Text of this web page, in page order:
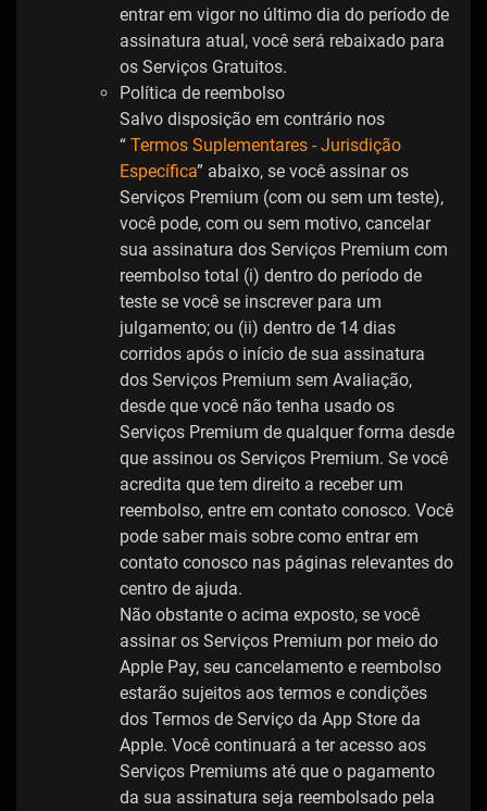
entrar em vigor no último dia do período de
assinatura atual, você será rebaixado para
os Serviços Gratuitos.
Política de reembolso
Salvo disposição em contrário nos
“ Termos Suplementares - Jurisdição
Específica” abaixo, se você assinar os
Serviços Premium (com ou sem um teste),
você pode, com ou sem motivo, cancelar
sua assinatura dos Serviços Premium com
reembolso total (i) dentro do período de
teste se você se inscrever para um
julgamento; ou (ii) dentro de 14 dias
corridos após o início de sua assinatura
dos Serviços Premium sem Avaliação,
desde que você não tenha usado os
Serviços Premium de qualquer forma desde
que assinou os Serviços Premium. Se você
acredita que tem direito a receber um
reembolso, entre em contato conosco. Você
pode saber mais sobre como entrar em
contato conosco nas páginas relevantes do
centro de ajuda.
Não obstante o acima exposto, se você
assinar os Serviços Premium por meio do
Apple Pay, seu cancelamento e reembolso
estarão sujeitos aos termos e condições
dos Termos de Serviço da App Store da
Apple. Você continuará a ter acesso aos
Serviços Premiums até que o pagamento
da sua assinatura seja reembolsado pela